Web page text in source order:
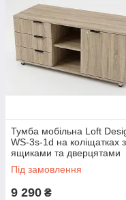
варіант для свого
меблеві аксесуари, а
комфортного та
функціональність,
роблять їх незамінним
допомагаючи
організованими.
переконайтеся в їхніх
Тумба мобільна Loft
WS-3s-1d на коліщатках з
ящиками та дверцятами
Під замовлення
9 290 ₴